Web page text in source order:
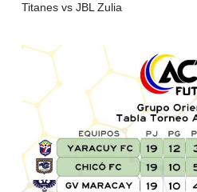
Titanes vs JBL Zulia